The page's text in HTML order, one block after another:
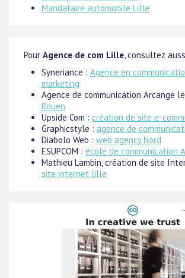
Mandataire automobile Lille
Pour Agence de com Lille , consultez
Syneriance : Agence en
marketing
Agence de communication Arcange
Rouen
Upside Com : création de site e-
Graphicstyle : agence de
Diabolo Web : web agency Nord
ESUPCOM : école de communication
Mathieu Lambin, création de site
site internet lille